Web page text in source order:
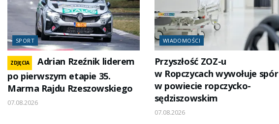
SPORT
ZDJĘCIA
Adrian Rzeźnik liderem
po pierwszym etapie 35.
Marma Rajdu Rzeszowskiego
07.08.2026
WIADOMOŚCI
Przyszłość ZOZ-u
w Ropczycach wywołuje spór
w powiecie ropczycko-
sędziszowskim
07.08.2026